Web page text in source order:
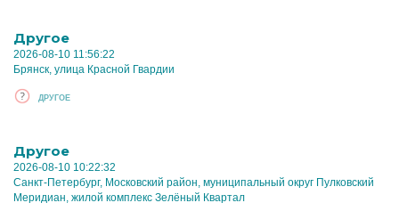
Другое
2026-08-10 11:56:22
Брянск, улица Красной Гвардии
ДРУГОЕ
Другое
2026-08-10 10:22:32
Санкт-Петербург, Московский район, муниципальный округ Пулковский
Меридиан, жилой комплекс Зелёный Квартал